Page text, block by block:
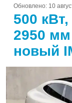
Обновлено: 10
500
2950
новый